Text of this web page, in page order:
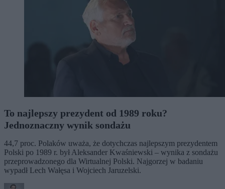
To najlepszy prezydent od 1989 roku?
Jednoznaczny wynik sondażu
44,7 proc. Polaków uważa, że dotychczas najlepszym prezydentem
Polski po 1989 r. był Aleksander Kwaśniewski – wynika z sondażu
przeprowadzonego dla Wirtualnej Polski. Najgorzej w badaniu
wypadł Lech Wałęsa i Wojciech Jaruzelski.